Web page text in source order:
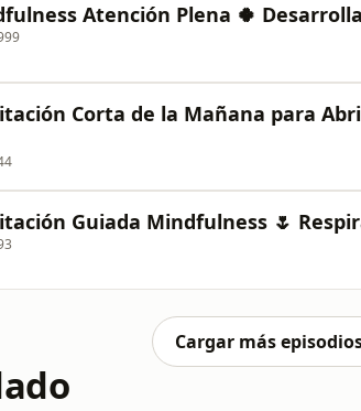
Atención Plena 🍀
Corta de la Mañana para
Guiada Mindfulness 🌷
Cargar más